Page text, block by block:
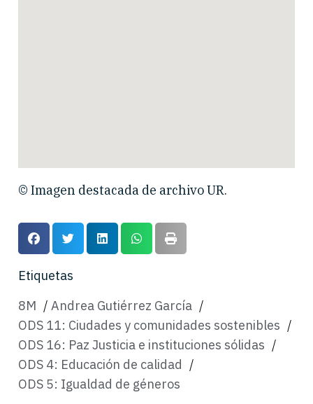
© Imagen destacada de archivo UR.
Etiquetas
8M / Andrea Gutiérrez García /
ODS 11: Ciudades y comunidades sostenibles /
ODS 16: Paz Justicia e instituciones sólidas /
ODS 4: Educación de calidad /
ODS 5: Igualdad de géneros